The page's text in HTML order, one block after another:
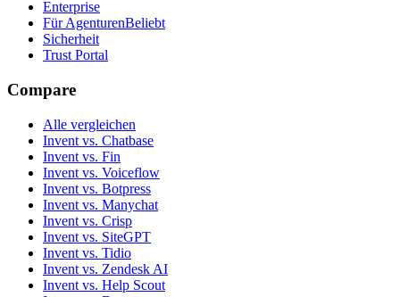
Enterprise
Für AgenturenBeliebt
Sicherheit
Trust Portal
Compare
Alle vergleichen
Invent vs. Chatbase
Invent vs. Fin
Invent vs. Voiceflow
Invent vs. Botpress
Invent vs. Manychat
Invent vs. Crisp
Invent vs. SiteGPT
Invent vs. Tidio
Invent vs. Zendesk AI
Invent vs. Help Scout